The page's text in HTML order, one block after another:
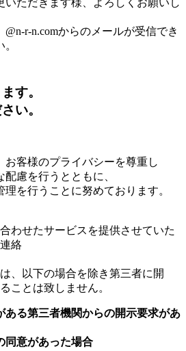
r-n.comからのメールが受信でき
す。
い。
お客様のプライバシーを尊重し
慮を行うとともに、
を行うことに努めております。
わせたサービスを提供させていた
絡
、以下の場合を除き第三者に開
ことは致しません。
ある第三者機関からの開示要求があ
同意があった場合